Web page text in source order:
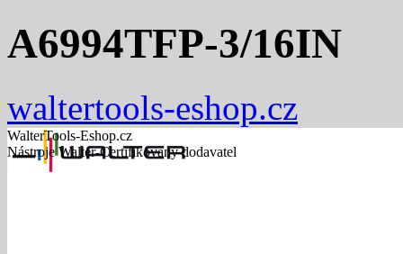
A6994TFP-3/16IN
waltertools-eshop.cz
WalterTools-Eshop.cz
Nástroje Walter-Certifikovaný dodavatel